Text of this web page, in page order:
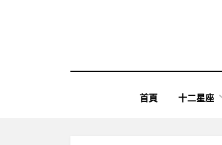
首頁 十二星座